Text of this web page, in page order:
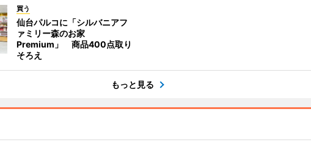
買う
仙台パルコに「シルバニアフ
ァミリー森のお家
Premium」 商品400点取り
そろえ
もっと見る